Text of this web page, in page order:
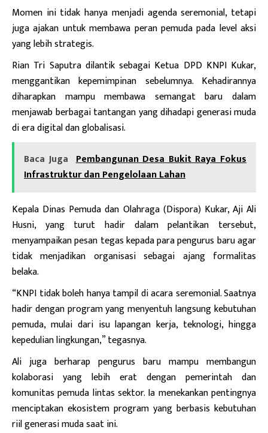
Momen ini tidak hanya menjadi agenda seremonial, tetapi
juga ajakan untuk membawa peran pemuda pada level aksi
yang lebih strategis.
Rian Tri Saputra dilantik sebagai Ketua DPD KNPI Kukar,
menggantikan kepemimpinan sebelumnya. Kehadirannya
diharapkan mampu membawa semangat baru dalam
menjawab berbagai tantangan yang dihadapi generasi muda
di era digital dan globalisasi.
Baca Juga Pembangunan Desa Bukit Raya Fokus
Infrastruktur dan Pengelolaan Lahan
Kepala Dinas Pemuda dan Olahraga (Dispora) Kukar, Aji Ali
Husni, yang turut hadir dalam pelantikan tersebut,
menyampaikan pesan tegas kepada para pengurus baru agar
tidak menjadikan organisasi sebagai ajang formalitas
belaka.
“KNPI tidak boleh hanya tampil di acara seremonial. Saatnya
hadir dengan program yang menyentuh langsung kebutuhan
pemuda, mulai dari isu lapangan kerja, teknologi, hingga
kepedulian lingkungan,” tegasnya.
Ali juga berharap pengurus baru mampu membangun
kolaborasi yang lebih erat dengan pemerintah dan
komunitas pemuda lintas sektor. Ia menekankan pentingnya
menciptakan ekosistem program yang berbasis kebutuhan
riil generasi muda saat ini.